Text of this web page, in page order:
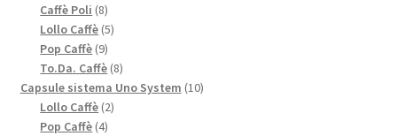
Caffè Poli 88
prodotti
Lollo Caffè 55
Pop Caffè 99
prodotti
To.Da. Caffè 88
prodotti
Capsule sistema Uno System 1010
Lollo Caffè 22
Pop Caffè 44